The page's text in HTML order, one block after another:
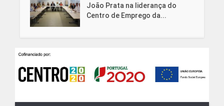
João Prata na liderança do
Centro de Emprego da...